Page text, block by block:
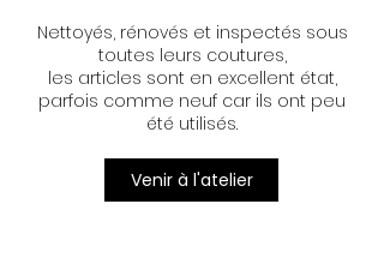
Nettoyés, rénovés et inspectés sous
toutes leurs coutures,
les articles sont en excellent état,
parfois comme neuf car ils ont peu
été utilisés.
Venir à l'atelier